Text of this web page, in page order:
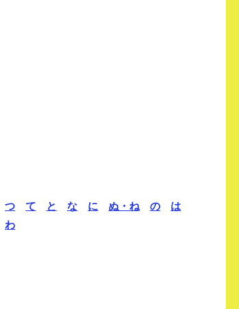
つ て と な に ぬ・ね の
は
わ